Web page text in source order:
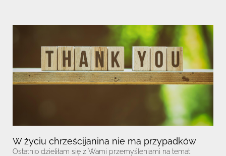
W życiu chrześcijanina nie ma przypadków
Ostatnio dzieliłam się z Wami przemyśleniami na temat